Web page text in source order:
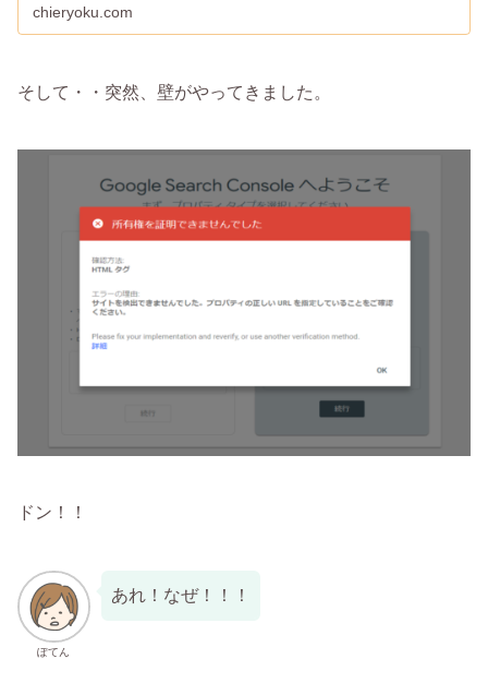
chieryoku.com
そして・・突然、壁がやってきました。
ドン！！
ぽてん
あれ！なぜ！！！